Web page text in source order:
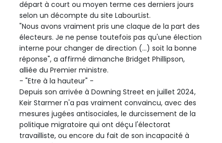
départ à court ou moyen terme ces derniers jours
selon un décompte du site LabourList.
"Nous avons vraiment pris une claque de la part des
électeurs. Je ne pense toutefois pas qu'une élection
interne pour changer de direction (...) soit la bonne
réponse", a affirmé dimanche Bridget Phillipson,
alliée du Premier ministre.
- "Etre à la hauteur" -
Depuis son arrivée à Downing Street en juillet 2024,
Keir Starmer n'a pas vraiment convaincu, avec des
mesures jugées antisociales, le durcissement de la
politique migratoire qui ont déçu l'électorat
travailliste, ou encore du fait de son incapacité à